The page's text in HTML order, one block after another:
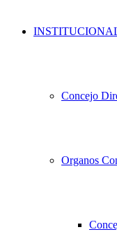
Concejo
Organos